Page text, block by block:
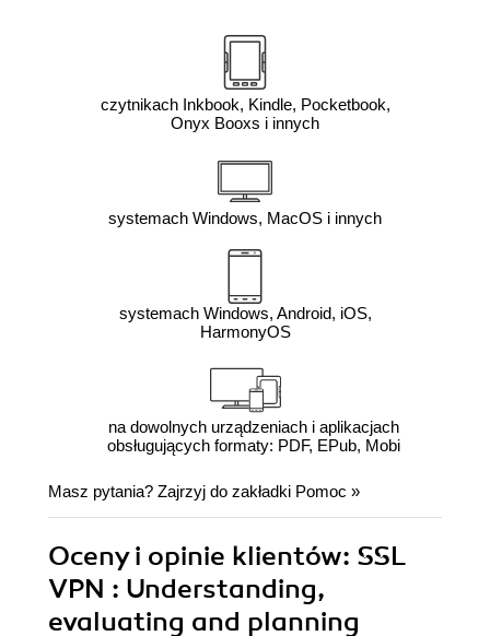
czytnikach Inkbook, Kindle, Pocketbook,
Onyx Booxs i innych
systemach Windows, MacOS i innych
systemach Windows, Android, iOS,
HarmonyOS
na dowolnych urządzeniach i aplikacjach
obsługujących formaty: PDF, EPub, Mobi
Masz pytania? Zajrzyj do zakładki Pomoc »
Oceny i opinie klientów: SSL
VPN : Understanding,
evaluating and planning